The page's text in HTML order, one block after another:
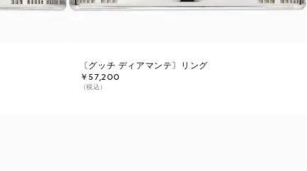
〔グッチ ディアマンテ〕リング
￥57,200
（税込）